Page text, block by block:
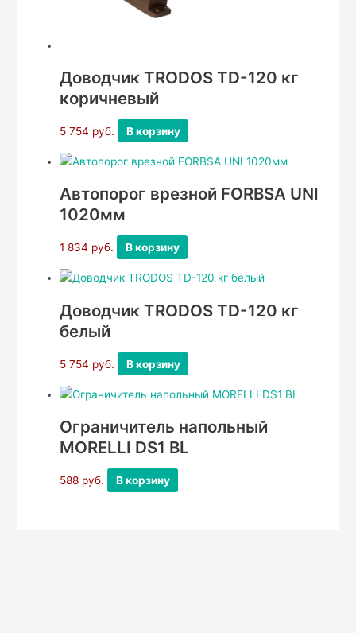
Доводчик TRODOS TD-120 кг
коричневый
5 754 руб. В корзину
Автопорог врезной FORBSA UNI
1020мм
1 834 руб. В корзину
Доводчик TRODOS TD-120 кг
белый
5 754 руб. В корзину
Ограничитель напольный
MORELLI DS1 BL
588 руб. В корзину